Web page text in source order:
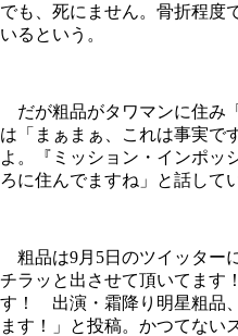
でも、死にません。骨折程度
いるという。
だが粗品がタワマンに住み
は「まぁまぁ、これは事実で
よ。『ミッション・インポッ
ろに住んでますね」と話して
粗品は9月5日のツイッター
チラッと出させて頂いてま
す！ 出演・霜降り明星粗品
ます！」と投稿。かつてない